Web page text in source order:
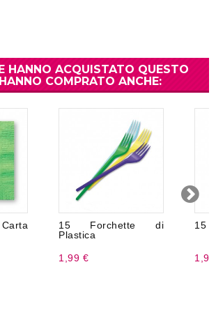
HANNO ACQUISTATO QUESTO
COMPRATO ANCHE:
15 Forchette di
Plastica
1,99 €
15